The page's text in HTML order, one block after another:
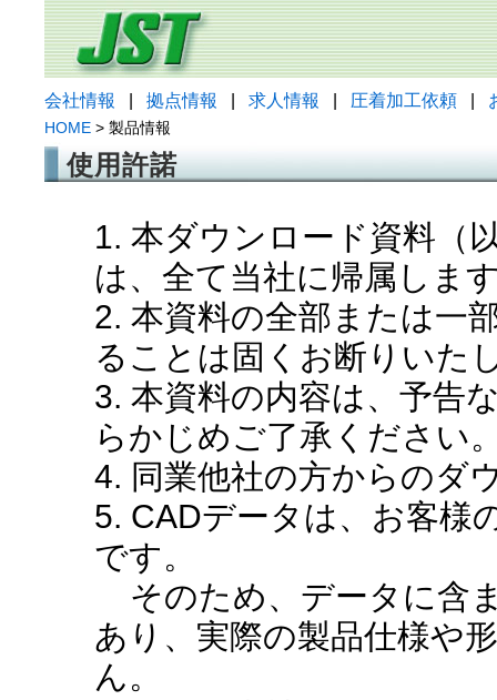
会社情報 拠点情報 求人情報 圧着加工依頼
HOME > 製品情報
使用許諾
1. 本ダウンロード資料（
は、全て当社に帰属しま
2. 本資料の全部または一
ることは固くお断りいた
3. 本資料の内容は、予告
らかじめご了承ください
4. 同業他社の方からのダ
5. CADデータは、お客様
です。
そのため、データに含
あり、実際の製品仕様や
ん。